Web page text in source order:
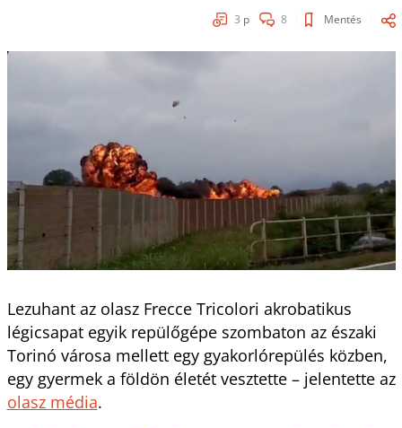
3 p 8 Mentés
Lezuhant az olasz Frecce Tricolori akrobatikus
légicsapat egyik repülőgépe szombaton az északi
Torinó városa mellett egy gyakorlórepülés közben,
egy gyermek a földön életét vesztette – jelentette az
olasz média.